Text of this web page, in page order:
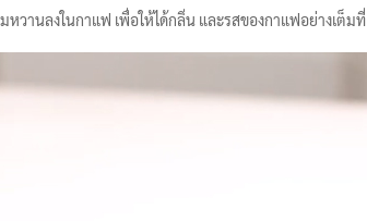
หวานลงในกาแฟ เพื่อให้ได้กลิ่น และรสของกาแฟอย่างเต็มที่